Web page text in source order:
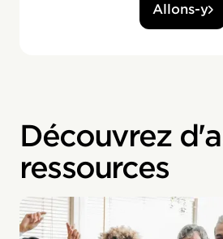
Allons-y
Découvrez
ressources